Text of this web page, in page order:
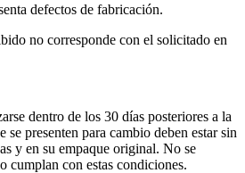
defectos de fabricación.
no corresponde con el solicitado en
dentro de los 30 días posteriores a la
presenten para cambio deben estar sin
y en su empaque original. No se
cumplan con estas condiciones.